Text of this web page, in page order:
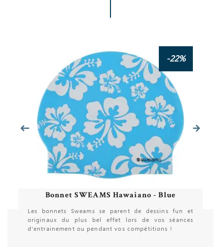
-22%
Bonnet SWEAMS Hawaiano - Blue
Les bonnets Sweams se parent de dessins fun et
originaux du plus bel effet lors de vos séances
d'entrainement ou pendant vos compétitions !